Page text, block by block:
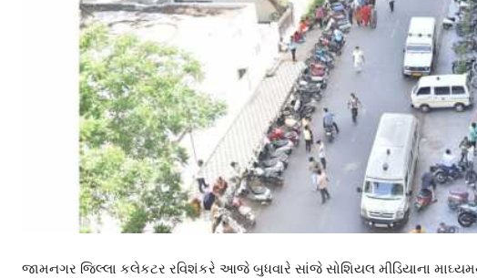
જામનગર જિલ્લા કલેકટર રવિશંકરે આજે બુધવારે સાંજે સોશિયલ મીડિયાના